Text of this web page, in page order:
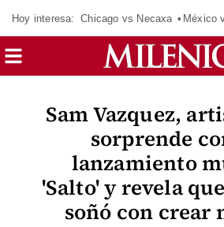
Hoy interesa: Chicago vs Necaxa México
Sam Vazquez,
sorprende
lanzamiento
'Salto' y revela
soñó con crear